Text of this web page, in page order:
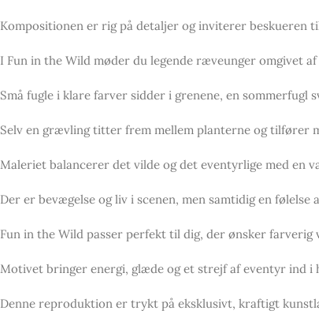
Kompositionen er rig på detaljer og inviterer beskueren
I Fun in the Wild møder du legende ræveunger omgivet
Små fugle i klare farver sidder i grenene, en
Selv en grævling titter frem mellem planterne og tilfører
Maleriet balancerer det vilde og det eventyrlige med en
Der er bevægelse og liv i scenen, men samtidig en
Fun in the Wild passer perfekt til dig, der ønsker
Motivet bringer energi, glæde og et strejf af eventyr ind i
Denne reproduktion er trykt på eksklusivt, kraftigt